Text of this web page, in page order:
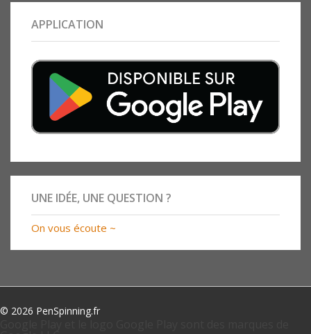
APPLICATION
UNE IDÉE, UNE QUESTION ?
On vous écoute ~
© 2026 PenSpinning.fr